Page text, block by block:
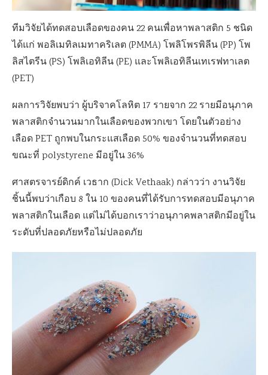
ทีมวิจัยได้ทดสอบเลือดของคน 22 คนเพื่อหาพลาสติก 5 ชนิด
ได้แก่ พอลิเมทิลเมทาคริเลต (PMMA) โพลิโพรพิลีน (PP) โพ
ลิสไตรีน (PS) โพลิเอทิลีน (PE) และโพลิเอทิลีนเทเรฟทาเลต
(PET)
ผลการวิจัยพบว่า ผู้บริจาคโลหิต 17 รายจาก 22 รายมีอนุภาค
พลาสติกจำนวนมากในเลือดของพวกเขา โดยในตัวอย่าง
เลือด PET ถูกพบในกระแสเลือด 50% ของจำนวนที่ทดสอบ
ขณะที่ polystyrene มีอยู่ใน 36%
ศาสตรจารย์ดิกค์ เวธาก (Dick Vethaak) กล่าวว่า งานวิจัย
ชิ้นนี้พบว่าเกือบ 8 ใน 10 ของคนที่ได้รับการทดสอบมีอนุภาค
พลาสติกในเลือด แต่ไม่ได้บอกเราว่าอนุภาคพลาสติกมีอยู่ใน
ระดับที่ปลอดภัยหรือไม่ปลอดภัย